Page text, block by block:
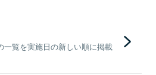
覧を実施日の新しい順に掲載